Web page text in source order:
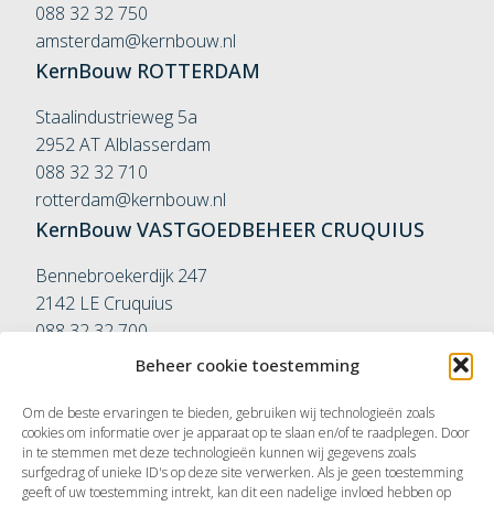
Beheer cookie toestemming
Om de beste ervaringen te bieden, gebruiken wij technologieën zoals
cookies om informatie over je apparaat op te slaan en/of te raadplegen. Door
in te stemmen met deze technologieën kunnen wij gegevens zoals
surfgedrag of unieke ID's op deze site verwerken. Als je geen toestemming
geeft of uw toestemming intrekt, kan dit een nadelige invloed hebben op
088 32 32 750
amsterdam@kernbouw.nl
KernBouw ROTTERDAM
Staalindustrieweg 5a
2952 AT Alblasserdam
088 32 32 710
rotterdam@kernbouw.nl
KernBouw VASTGOEDBEHEER CRUQUIUS
Bennebroekerdijk 247
2142 LE Cruquius
088 32 32 700
vastgoedbeheer@kernbouw.nl
Couwenhovenstraat 9-11
3113 AA Schiedam
010 42 61 568